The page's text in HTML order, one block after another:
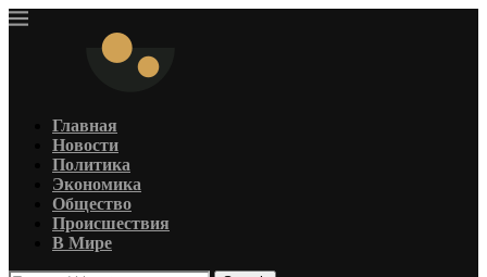
Главная
Новости
Политика
Экономика
Общество
Происшествия
В Мире